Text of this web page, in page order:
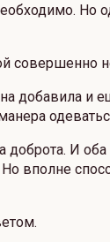
Но
совершенно
добавила и
И
вполне